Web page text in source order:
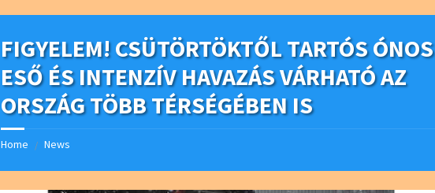
FIGYELEM! CSÜTÖRTÖKTŐL TARTÓS ÓNOS
ESŐ ÉS INTENZÍV HAVAZÁS VÁRHATÓ AZ
ORSZÁG TÖBB TÉRSÉGÉBEN IS
Home / News